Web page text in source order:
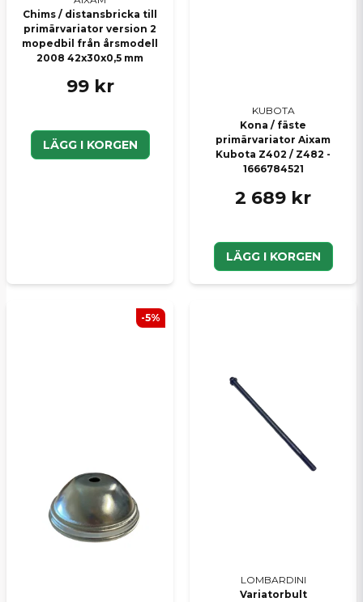
Chims / distansbricka till
primärvariator version 2
mopedbil från årsmodell
2008 42x30x0,5 mm
99 kr
LÄGG I KORGEN
KUBOTA
Kona / fäste
primärvariator Aixam
Kubota Z402 / Z482 -
1666784521
2 689 kr
LÄGG I KORGEN
-5%
LOMBARDINI
Variatorbult